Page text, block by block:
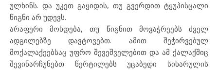
ულხინს. და უკეთ გაყიდის, თუ გვერდით ტყუპისცალი
წიგნი არ უდევს.
არაფერი მოხდება, თუ წიგნით მოვაჭრეებს ძველ
ადგილებზე დავტოვებთ. ამით შეჭირვებულ
მოქალაქეებსაც უფრო შევეშველებით და ამ ქალაქშიც
შევინარჩუნებთ წერტილებს უცაბედი სიხარულის